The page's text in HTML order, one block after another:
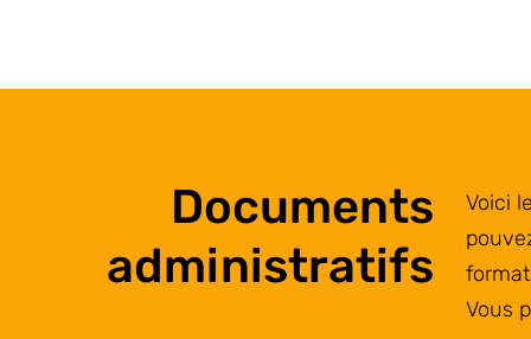
Documents
administratifs
Voici
Vous